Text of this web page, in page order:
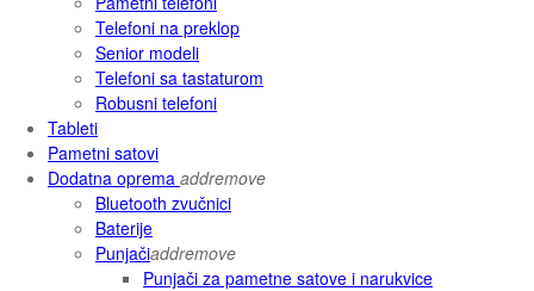
Telefoni na preklop
Senior modeli
Telefoni sa tastaturom
Robusni telefoni
Tableti
Pametni satovi
Dodatna oprema addremove
Bluetooth zvučnici
Baterije
Punjačiaddremove
Punjači za pametne satove i narukvice